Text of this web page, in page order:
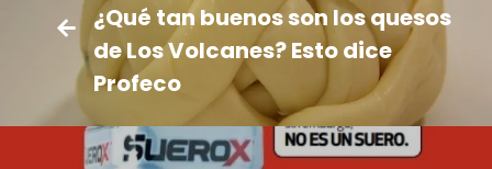
¿Qué tan buenos son los quesos
de Los Volcanes? Esto dice
Profeco